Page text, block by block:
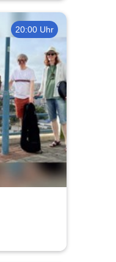
20:00 Uhr